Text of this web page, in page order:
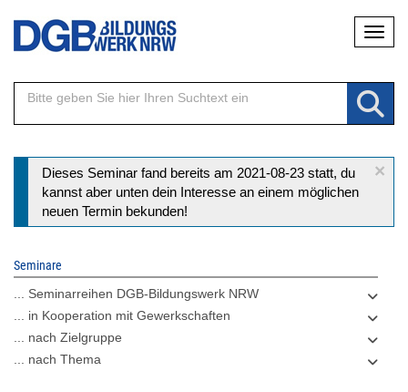
Direkt
Inhalt
×
Statusmeldung
Dieses Seminar fand bereits am 2021-08-23 statt, du
kannst aber unten dein Interesse an einem möglichen
neuen Termin bekunden!
Seminare
... Seminarreihen DGB-Bildungswerk NRW
... in Kooperation mit Gewerkschaften
... nach Zielgruppe
... nach Thema